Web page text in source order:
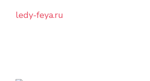
ledy-feya.ru